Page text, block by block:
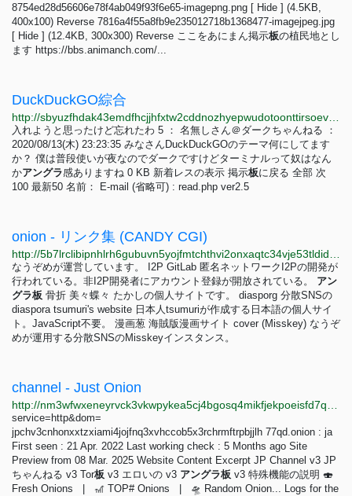
8754ed28d56606e78f4ab049f93f6e65-imagepng.png [ Hide ] (4.5KB,
400x100) Reverse 7816a4f55a8fb9e235012718b1368477-imagejpeg.jpg
[ Hide ] (12.4KB, 300x300) Reverse ここをあにまん掲示板の植民地とし
ます https://bbs.animanch.com/...
DuckDuckGO綜合
入れようと思ったけど忘れたわ 5 ： 名無しさん＠ダークちゃんねる ：
2020/08/13(木) 23:23:35 みなさんDuckDuckGOのテーマ何にしてます
か？ 僕は普段使いが夜なのでダークですけどターミナルって奴はなん
かアングラ感ありますね 0 KB 新着レスの表示 掲示板に戻る 全部 次
100 最新50 名前： E-mail (省略可) : read.php ver2.5
onion - リンク集 (CANDY CGI)
なうぞめが運営しています。 I2P GitLab 匿名ネットワークI2Pの開発が
行われている。非I2P開発者にアカウント登録が開放されている。 アン
グラ板 骨折 美々蝶々 たかしの個人サイトです。 diasporg 分散SNSの
diaspora tsumuri's website 日本人tsumuriが作成する日本語の個人サイ
ト。JavaScript不要。 漫画葱 海賊版漫画サイト cover (Misskey) なうぞ
めが運用する分散SNSのMisskeyインスタンス。
channel - Just Onion
service=http&dom=
jpchv3cnhonxxtzxiami4jojfnq3xvhccob5x3rchrmftrpbjjlh 77qd.onion : ja
First seen : 21 Apr. 2022 Last working check : 5 Months ago Site
Preview from 08 Mar. 2025 Website Content Excerpt JP Channel v3 JP
ちゃんねる v3 Tor板 v3 エロいの v3 アングラ板 v3 特殊機能の説明 🍣
Fresh Onions | 🎢 TOP# Onions | 🛸 Random Onion... Logs for the